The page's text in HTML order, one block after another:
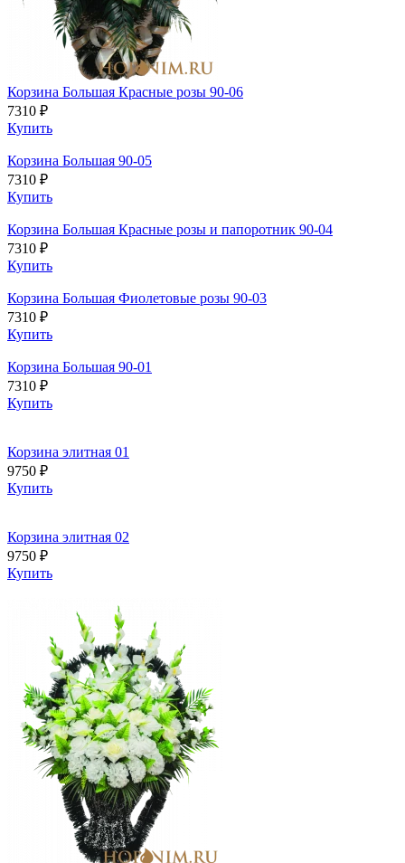
Корзина Большая Красные розы 90-06
7310 ₽
Купить
Корзина Большая 90-05
7310 ₽
Купить
Корзина Большая Красные розы и папоротник 90-04
7310 ₽
Купить
Корзина Большая Фиолетовые розы 90-03
7310 ₽
Купить
Корзина Большая 90-01
7310 ₽
Купить
Корзина элитная 01
9750 ₽
Купить
Корзина элитная 02
9750 ₽
Купить